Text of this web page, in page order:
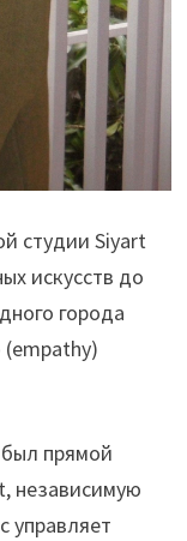
студии Siyart
искусств до
города
(empathy)
прямой
независимую
управляет